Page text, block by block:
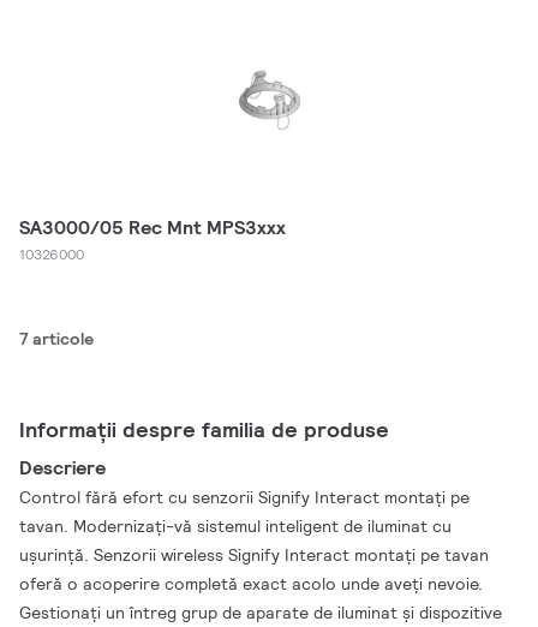
SA3000/05 Rec Mnt MPS3xxx
10326000
7 articole
Informații despre familia de produse
Descriere
Control fără efort cu senzorii Signify Interact montați pe
tavan. Modernizați-vă sistemul inteligent de iluminat cu
ușurință. Senzorii wireless Signify Interact montați pe tavan
oferă o acoperire completă exact acolo unde aveți nevoie.
Gestionați un întreg grup de aparate de iluminat și dispozitive